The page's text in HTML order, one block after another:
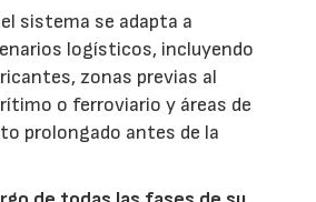
sistema se adapta a
logísticos, incluyendo
zonas previas al
o ferroviario y áreas de
prolongado antes de la